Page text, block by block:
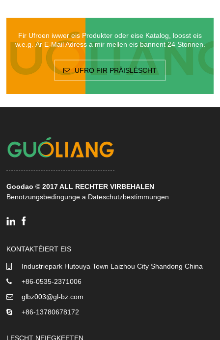
Fir Ufroen iwwer eis Produkter oder eise Katalog, loosst eis
w.e.g. Är E-Mail Adress a mir mellen eis bannent 24 Stonnen.
UFRO FIR PRÄISLËSCHT
Goodao © 2017 ALL RECHTER VIRBEHALEN
Benotzungsbedingunge a Dateschutzbestimmungen
KONTAKTÉIERT EIS
Industriepark Hutouya Town Laizhou City Shandong China
+86-0535-2371006
glbz003@gl-bz.com
+86-13780678172
LESCHT NEIEGKEETEN